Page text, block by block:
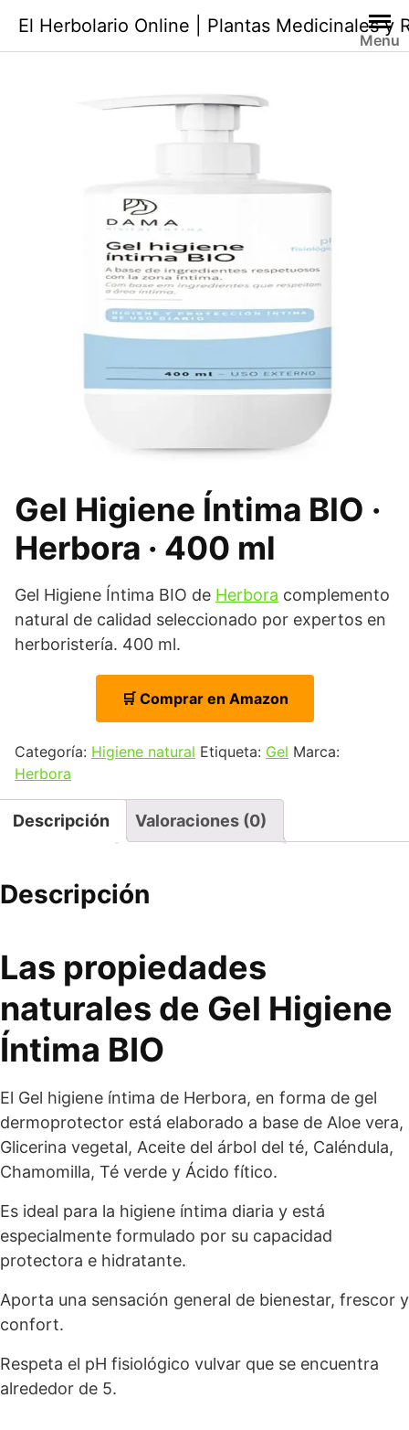
contenido
El Herbolario Online | Plantas Medicinales y
Menu
Gel Higiene Íntima BIO ·
Herbora · 400 ml
Gel Higiene Íntima BIO de Herbora complemento
natural de calidad seleccionado por expertos en
herboristería. 400 ml.
🛒 Comprar en Amazon
Categoría: Higiene natural Etiqueta: Gel Marca:
Herbora
Descripción Valoraciones (0)
Descripción
Las propiedades
naturales de Gel Higiene
Íntima BIO
El Gel higiene íntima de Herbora, en forma de gel
dermoprotector está elaborado a base de Aloe vera,
Glicerina vegetal, Aceite del árbol del té, Caléndula,
Chamomilla, Té verde y Ácido fítico.
Es ideal para la higiene íntima diaria y está
especialmente formulado por su capacidad
protectora e hidratante.
Aporta una sensación general de bienestar, frescor y
confort.
Respeta el pH fisiológico vulvar que se encuentra
alrededor de 5.